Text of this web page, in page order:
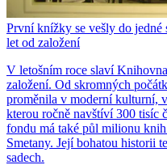
První knížky se vešly do jedné
let od založení
V letošním roce slaví
založení. Od skromných
proměnila v moderní kulturní,
kterou ročně navštíví 300 tisíc
fondu má také půl milionu
Smetany. Její bohatou historii
sadech.